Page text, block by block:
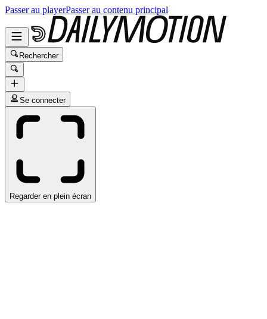
Passer au playerPasser au contenu principal
Rechercher
Se connecter
Regarder en plein écran